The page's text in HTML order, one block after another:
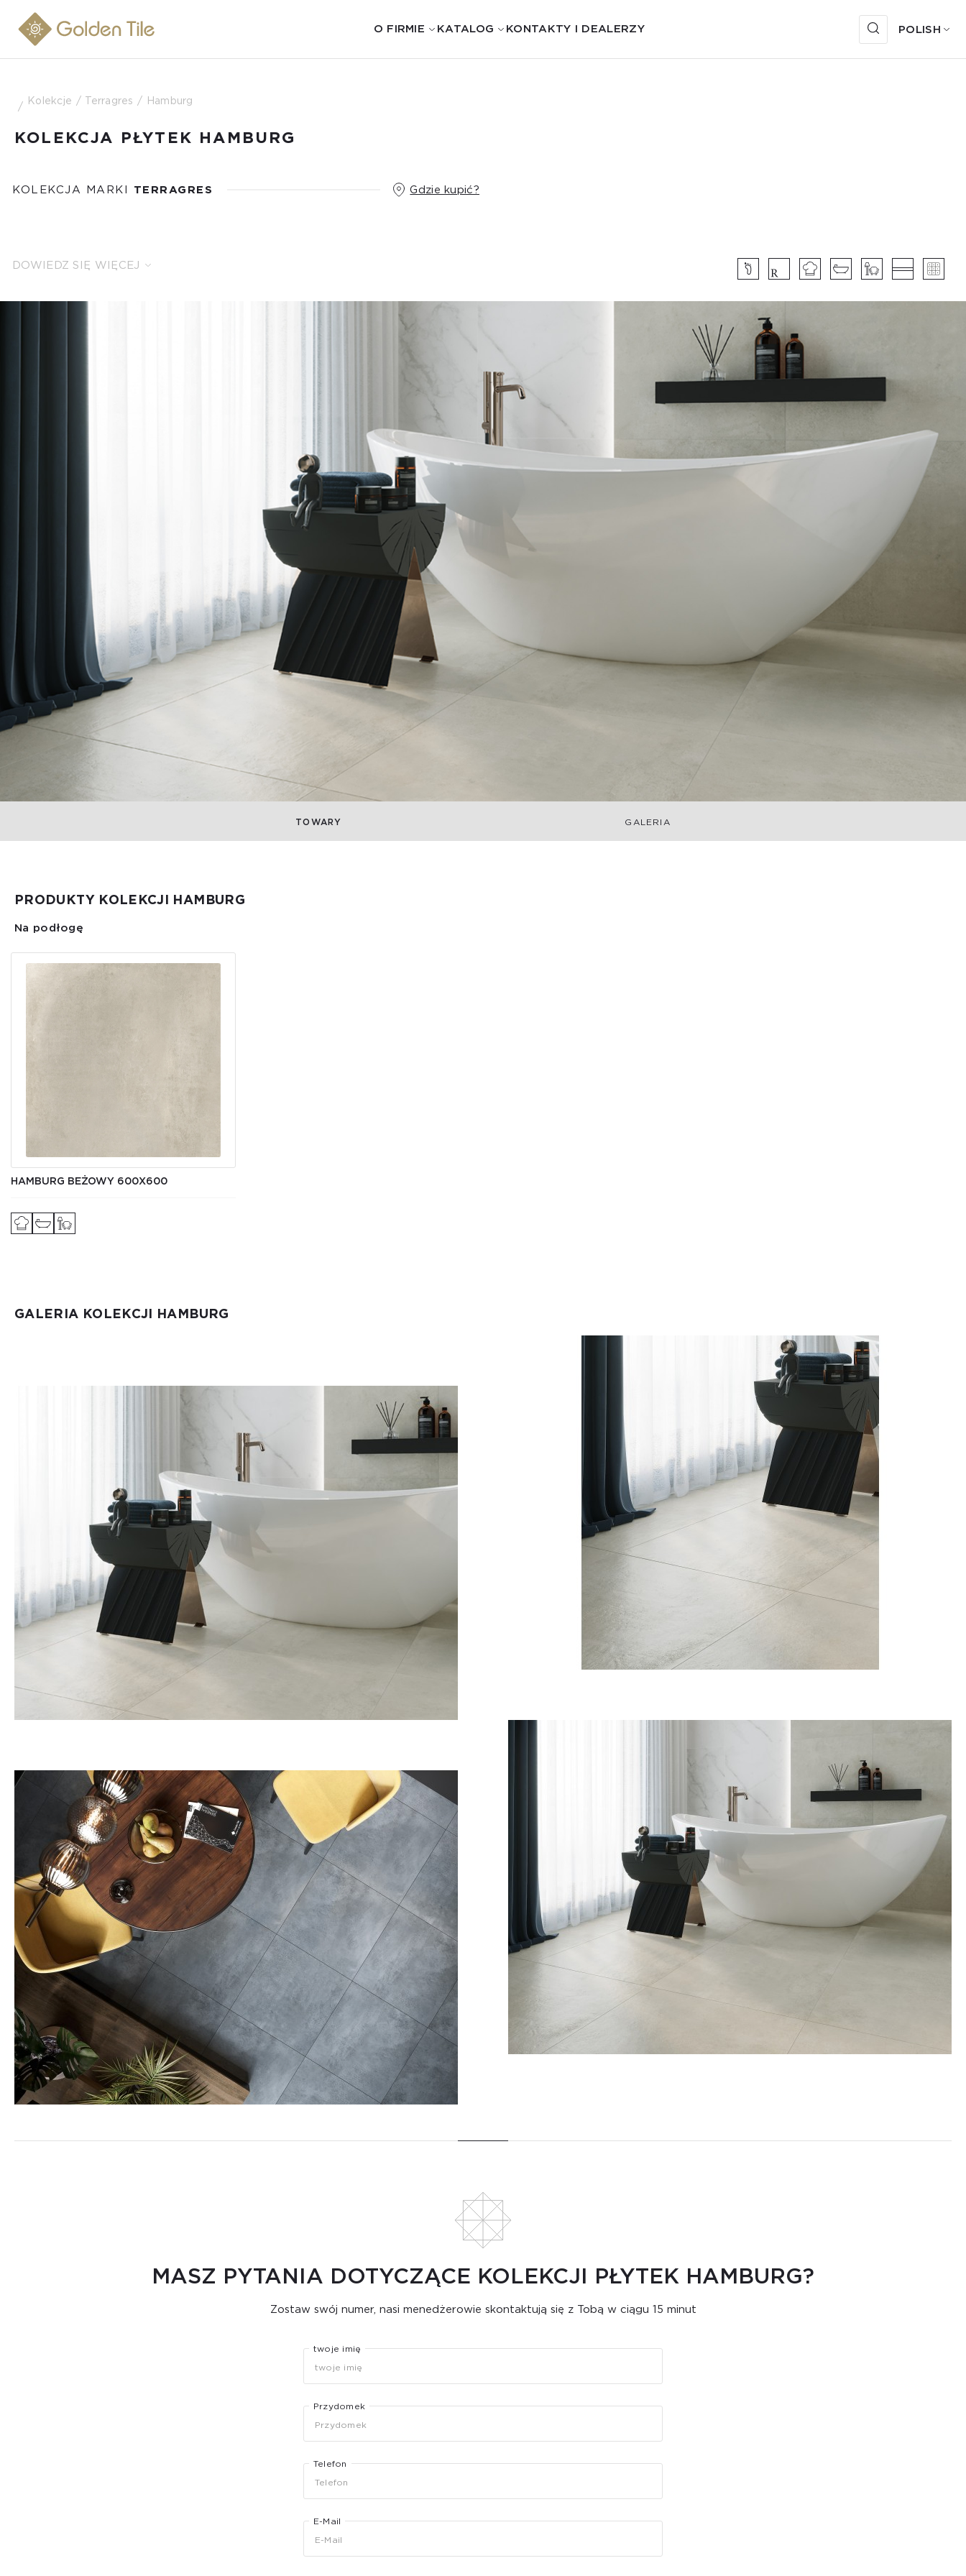
O FIRMIE KATALOG KONTAKTY I DEALERZY POLISH
Kolekcje Terragres Hamburg
KOLEKCJA PŁYTEK HAMBURG
KOLEKCJA MARKI TERRAGRES Gdzie kupić?
DOWIEDZ SIĘ WIĘCEJ
TOWARY GALERIA
PRODUKTY KOLEKCJI HAMBURG
Na podłogę
HAMBURG BEŻOWY 600X600
GALERIA KOLEKCJI HAMBURG
MASZ PYTANIA DOTYCZĄCE KOLEKCJI PŁYTEK HAMBURG?
Zostaw swój numer, nasi menedżerowie skontaktują się z Tobą w ciągu 15 minut
twoje imię
Przydomek
Telefon
E-Mail